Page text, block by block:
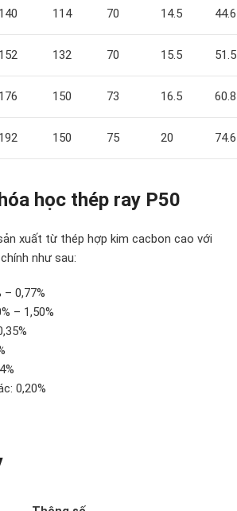
140 114 70 14.5
152 132 70 15.5
176 150 73 16.5 60.8
192 150 75 20
học thép ray P50
xuất từ thép hợp kim cacbon cao với
như sau:
– 0,77%
– 1,50%
0,20%